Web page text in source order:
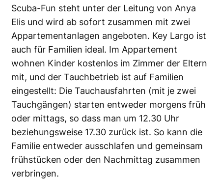
Scuba-Fun steht unter der Leitung von Anya
Elis und wird ab sofort zusammen mit zwei
Appartementanlagen angeboten. Key Largo ist
auch für Familien ideal. Im Appartement
wohnen Kinder kostenlos im Zimmer der Eltern
mit, und der Tauchbetrieb ist auf Familien
eingestellt: Die Tauchausfahrten (mit je zwei
Tauchgängen) starten entweder morgens früh
oder mittags, so dass man um 12.30 Uhr
beziehungsweise 17.30 zurück ist. So kann die
Familie entweder ausschlafen und gemeinsam
frühstücken oder den Nachmittag zusammen
verbringen.